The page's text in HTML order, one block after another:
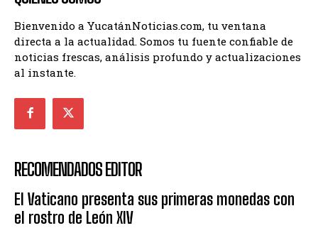
Bienvenido a YucatánNoticias.com, tu ventana
directa a la actualidad. Somos tu fuente confiable de
noticias frescas, análisis profundo y actualizaciones
al instante.
RECOMENDADOS EDITOR
El Vaticano presenta sus primeras monedas con
el rostro de León XIV